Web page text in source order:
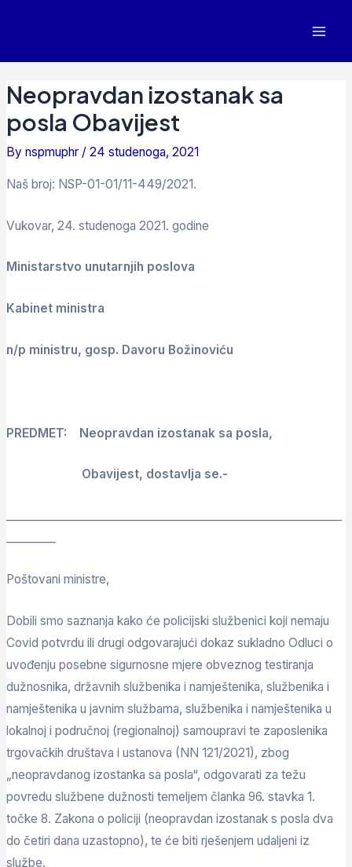
Neopravdan izostanak sa
posla Obavijest
Bynspmuphr /24 studenoga, 2021
Naš broj: NSP-01-01/11-449/2021.
Vukovar, 24. studenoga 2021. godine
Ministarstvo unutarnjih poslova
Kabinet ministra
n/p ministru, gosp. Davoru Božinoviću
PREDMET: Neopravdan izostanak sa posla,
Obavijest, dostavlja se.-
Poštovani ministre,
Dobili smo saznanja kako će policijski službenici koji nemaju
Covid potvrdu ili drugi odgovarajući dokaz sukladno Odluci o
uvođenju posebne sigurnosne mjere obveznog testiranja
dužnosnika, državnih službenika i namještenika, službenika i
namještenika u javnim službama, službenika i namještenika u
lokalnoj i područnoj (regionalnoj) samoupravi te zaposlenika
trgovačkih društava i ustanova (NN 121/2021), zbog
„neopravdanog izostanka sa posla“, odgovarati za težu
povredu službene dužnosti temeljem članka 96. stavka 1.
točke 8. Zakona o policiji (neopravdan izostanak s posla dva
do četiri dana uzastopno), te će biti rješenjem udaljeni iz
službe.